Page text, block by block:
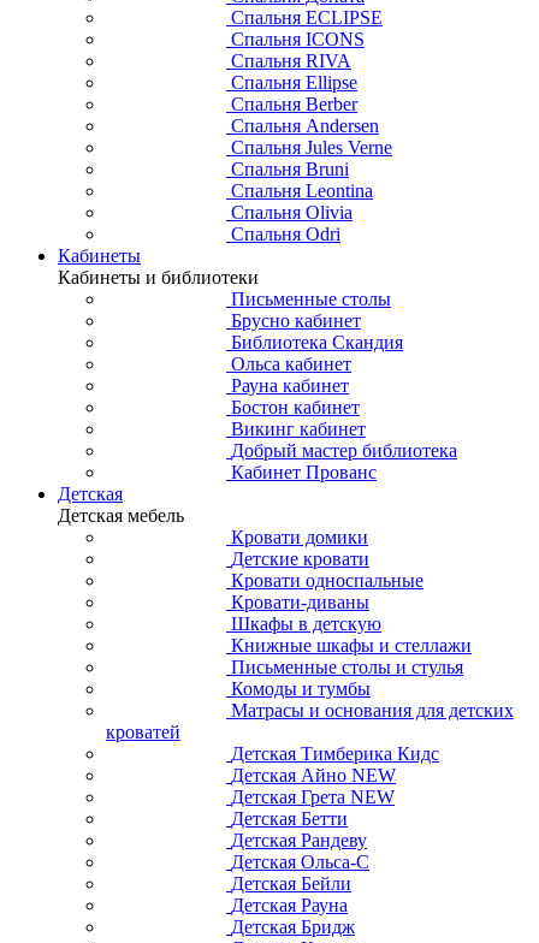
Спальня ECLIPSE
Спальня ICONS
Спальня RIVA
Спальня Ellipse
Спальня Berber
Спальня Andersen
Спальня Jules Verne
Спальня Bruni
Спальня Leontina
Спальня Olivia
Спальня Odri
Кабинеты
Кабинеты и библиотеки
Письменные столы
Брусно кабинет
Библиотека Скандия
Ольса кабинет
Рауна кабинет
Бостон кабинет
Викинг кабинет
Добрый мастер библиотека
Кабинет Прованс
Детская
Детская мебель
Кровати домики
Детские кровати
Кровати односпальные
Кровати-диваны
Шкафы в детскую
Книжные шкафы и стеллажи
Письменные столы и стулья
Комоды и тумбы
Матрасы и основания для детских
кроватей
Детская Тимберика Кидс
Детская Айно NEW
Детская Грета NEW
Детская Бетти
Детская Рандеву
Детская Ольса-С
Детская Бейли
Детская Рауна
Детская Бридж